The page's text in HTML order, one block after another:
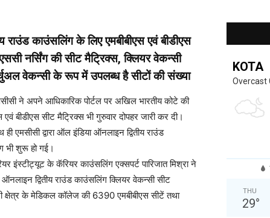
राउंड काउंसलिंग के लिए एमबीबीएस एवं बीडीएस
नर्सिंग की सीट मैट्रिक्स, क्लियर वेकन्सी
वेकन्सी के रूप में उपलब्ध है सीटों की संख्या
ने अपने आधिकारिक पोर्टल पर अखिल भारतीय कोटे की
एवं बीडीएस सीट मैट्रिक्स भी गुरुवार दोपहर जारी कर दी।
एमसीसी द्वारा ऑल इंडिया ऑनलाइन द्वितीय राउंड
भी शुरू हो गई।
इंस्टीट्यूट के कॅरियर काउंसलिंग एक्सपर्ट पारिजात मिश्रा ने
ऑनलाइन द्वितीय राउंड काउंसलिंग क्लियर वेकन्सी सीट
क्षेत्र के मेडिकल कॉलेज की 6390 एमबीबीएस सीटें तथा
KOTA
Overcast
THU
29°